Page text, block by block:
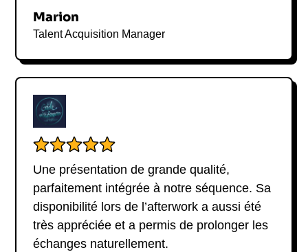
management
inspirationnelle, nous vous aidons à organiser
Pour toutedemande de contact avec Loïck
contactez-nous directement. Nous vous
répondrons rapidement avec toutes les
informations nécessaires (formats d’intervention,
durée, budget, disponibilité…).
Marion
Talent Acquisition Manager
Une présentation de grande qualité,
parfaitement intégrée à notre séquence. Sa
disponibilité lors de l’afterwork a aussi été
très appréciée et a permis de prolonger les
échanges naturellement.